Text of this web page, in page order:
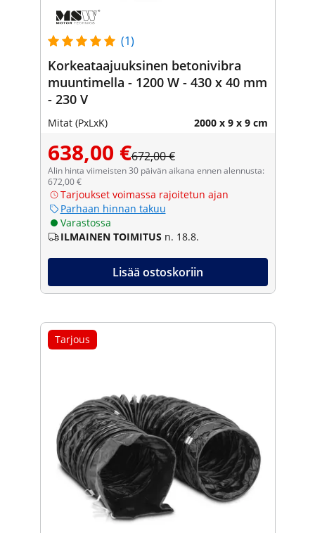
(1)
Korkeataajuuksinen betonivibra
muuntimella - 1200 W - 430 x 40 mm
- 230 V
Mitat (PxLxK) 2000 x 9 x 9 cm
638,00 €672,00 €
Alin hinta viimeisten 30 päivän aikana ennen alennusta:
672,00 €
Tarjoukset voimassa rajoitetun ajan
Parhaan hinnan takuu
Varastossa
ILMAINEN TOIMITUS n. 18.8.
Lisää ostoskoriin
Tarjous